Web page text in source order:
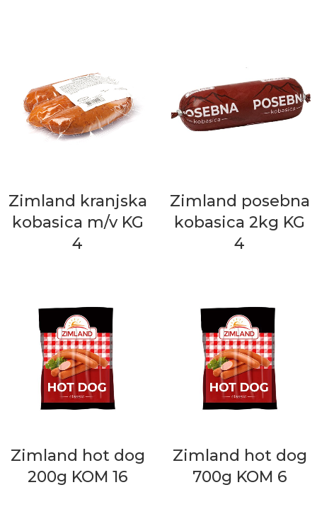
Zimland kranjska
kobasica m/v KG
4
Zimland posebna
kobasica 2kg KG
4
Zimland hot dog
200g KOM 16
Zimland hot dog
700g KOM 6